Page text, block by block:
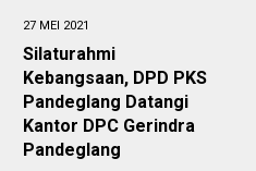
27 MEI 2021
Silaturahmi
Kebangsaan, DPD PKS
Pandeglang Datangi
Kantor DPC Gerindra
Pandeglang